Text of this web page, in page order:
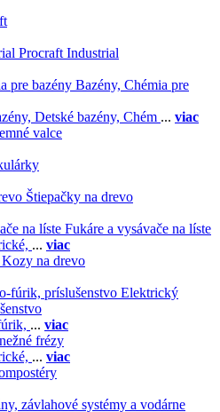
Procraft Industrial
Bazény, Chémia pre
Detské bazény, Chém ... viac
valce
Štiepačky na drevo
Fukáre a vysávače na líste
... viac
Kozy na drevo
Elektrický
... viac
frézy
... viac